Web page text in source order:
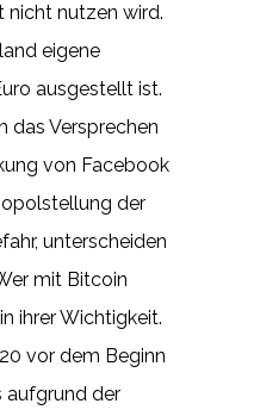
nicht nutzen wird.
eigene
ausgestellt ist.
das Versprechen
von Facebook
der
unterscheiden
mit Bitcoin
ihrer Wichtigkeit.
vor dem Beginn
aufgrund der